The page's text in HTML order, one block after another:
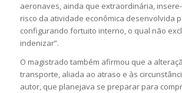
aeronaves, ainda que extraordinária,
risco da atividade econômica desenvolvida
configurando fortuito interno, o qual não
indenizar”.
O magistrado também afirmou que a
transporte, aliada ao atraso e às
autor, que planejava se preparar para